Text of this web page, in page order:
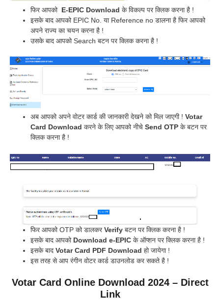
फिर आपको E-EPIC Download के विकल्प पर क्लिक करना है !
इसके बाद आपको EPIC No. या Reference no डालना है फिर आपको
अपने राज्य का चयन करना है !
उसके बाद आपको Search बटन पर क्लिक करना है !
अब आपको अपने वोटर कार्ड की जानकारी देखने को मिल जाएगी ! Votar
Card Download करने के लिए आपको नीचे Send OTP के बटन पर
क्लिक करना है !
फिर आपको OTP को डालकरVerify बटन पर क्लिक करना है !
इसके बाद आपको Download e-EPIC के ऑप्शन पर क्लिक करना है !
इसके बाद Votar Card PDF Download हो जायेगा !
इस तरह से आप रंगीन वोटर कार्ड डाउनलोड कर सकते है !
Votar Card Online Download 2024 – Direct
Link